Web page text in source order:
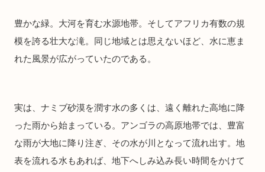
豊かな緑。大河を育む水源地帯。そしてアフリカ有数の規
模を誇る壮大な滝。同じ地域とは思えないほど、水に恵ま
れた風景が広がっていたのである。
実は、ナミブ砂漠を潤す水の多くは、遠く離れた高地に降
った雨から始まっている。アンゴラの高原地帯では、豊富
な雨が大地に降り注ぎ、その水が川となって流れ出す。地
表を流れる水もあれば、地下へしみ込み長い時間をかけて